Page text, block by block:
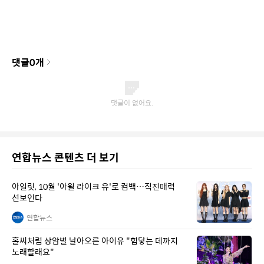
댓글0개
연합뉴스 콘텐츠 더 보기
아일릿, 10월 '아윌 라이크 유'로 컴백…직진매력
선보인다
연합뉴스
홀씨처럼 상암벌 날아오른 아이유 "힘닿는 데까지
노래할래요"